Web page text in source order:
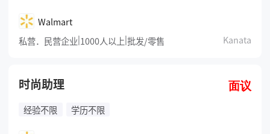
Walmart
私营．民营企业|1000人以上|批发/零售 Kanata
时尚助理
面议
经验不限
学历不限